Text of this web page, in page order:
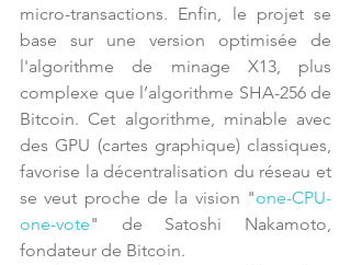
micro-transactions. Enfin, le projet se
base sur une version optimisée de
l'algorithme de minage X13, plus
complexe que l’algorithme SHA-256 de
Bitcoin. Cet algorithme, minable avec
des GPU (cartes graphique) classiques,
favorise la décentralisation du réseau et
se veut proche de la vision "one-CPU-
one-vote" de Satoshi Nakamoto,
fondateur de Bitcoin.